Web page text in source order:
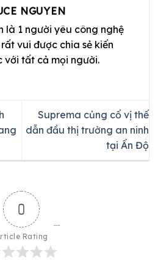
NGUYEN
là 1 người yêu công nghệ
rất vui được chia sẻ kiến
với tất cả mọi người.
Suprema củng cố vị thế
dẫn đầu thị trường an ninh
tại Ấn Độ
0
Rating